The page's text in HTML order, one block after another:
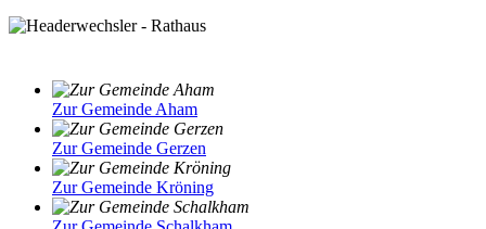
Zur Gemeinde Aham
Zur Gemeinde Gerzen
Zur Gemeinde Kröning